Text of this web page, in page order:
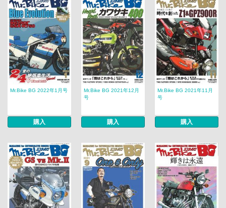
Mr.Bike BG 2022年1月号
購入
Mr.Bike BG 2021年12月
号
購入
Mr.Bike BG 2021年11月
号
購入